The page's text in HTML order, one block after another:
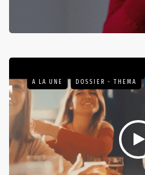
A LA UNE DOSSIER - THEMA